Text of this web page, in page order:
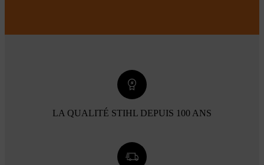
LA QUALITÉ STIHL DEPUIS 100 ANS